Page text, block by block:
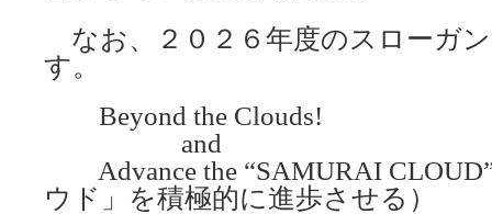
なお、２０２６年度のスローガ
す。
Beyond the Clouds!
and
Advance the “SAMURAI
ウド」を積極的に進歩させる）